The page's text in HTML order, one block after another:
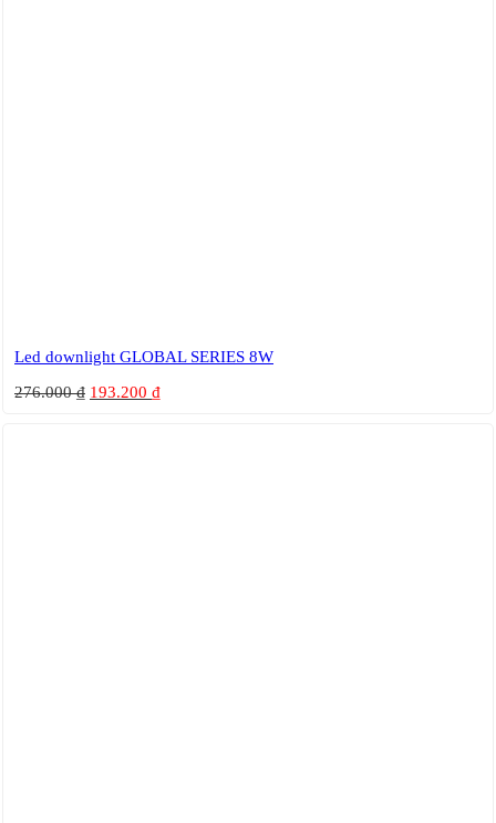
Led downlight GLOBAL SERIES 8W
276.000₫ 193.200 ₫